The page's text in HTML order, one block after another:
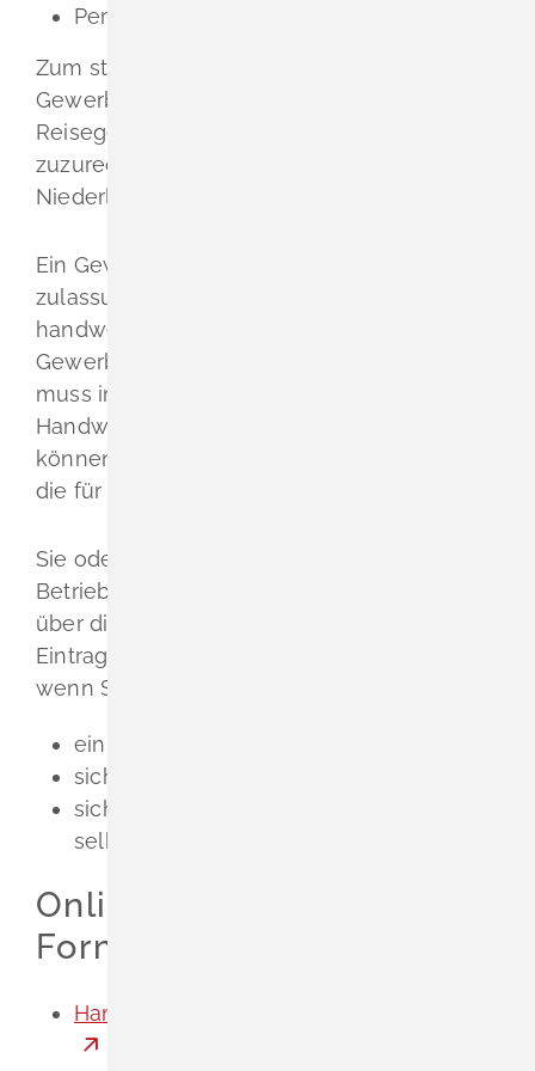
Personengesellschaften.
Zum stehenden Gewerbe gehört jeder
Gewerbebetrieb, dessen Tätigkeit nicht dem
Reisegewerbe oder dem Marktverkehr
zuzurechnen ist. Eine gewerbliche
Niederlassung ist nicht Voraussetzung.
Ein Gewerbebetrieb ist ein Betrieb eines
zulassungspflichtigen Handwer
handwerksmäßig betrieben wird und ein
Gewerbe vollständig umfasst. Das Gewerbe
muss in der Anlage A zur
Handwerksordnung aufgeführt sein. Es
können auch Tätigkeiten ausgeübt werden,
die für dieses Gewerb
Sie oder die von Ihnen mit der technischen
Betriebsleitung beauftragte Person müssen
über die persönlichen Voraussetzungen zur
Eintragung in die Handwerksrolle verfügen,
wenn Sie
ein stehendes Gewerbe gründen oder
sich an einem Betrieb beteiligen oder
sich zusammen mit einem Partner
selbständig machen wollen.
Onlineantrag und
Formulare
Handwerksrolle - Betriebsleitererklärung